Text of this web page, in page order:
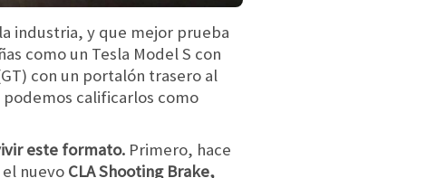
industria, y que mejor prueba
como un Tesla Model S con
con un portalón trasero al
calificarlos como
este formato. Primero, hace
nuevo CLA Shooting Brake,